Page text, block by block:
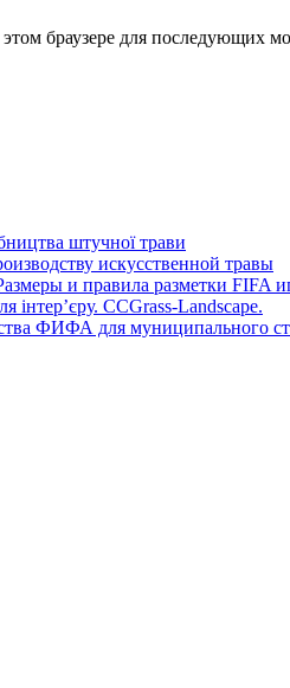
браузере для последующих
штучної трави
искусственной травы
и правила разметки FIFA
CCGrass-Landscape.
ФИФА для муниципального